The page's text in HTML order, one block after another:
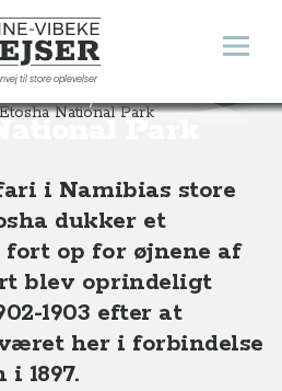
Vibeke Rejser
til store oplevelser
Åbn
Namutoni i
Park
Det tyske fort Namutoni i Etosha National Park
i Namibias store
dukker et
op for øjnene af
blev oprindeligt
1903 efter at
her i forbindelse
1897.